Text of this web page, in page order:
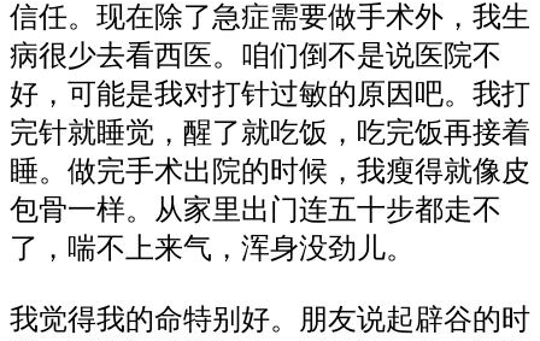
信任。现在除了急症需要做手术外，我生
病很少去看西医。咱们倒不是说医院不
好，可能是我对打针过敏的原因吧。我打
完针就睡觉，醒了就吃饭，吃完饭再接着
睡。做完手术出院的时候，我瘦得就像皮
包骨一样。从家里出门连五十步都走不
了，喘不上来气，浑身没劲儿。
我觉得我的命特别好。朋友说起辟谷的时